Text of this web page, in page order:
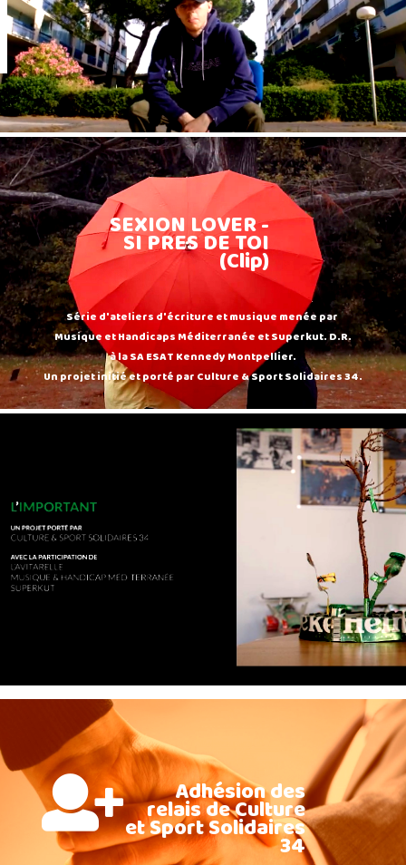
SEXION LOVER -
SI PRES DE TOI
(Clip)
Série d'ateliers d'écriture et musique menée par
Musique et Handicaps Méditerranée et Superkut. D.R.
à la SA ESAT Kennedy Montpellier.
Un projet initié et porté par Culture & Sport Solidaires 34.
Adhésion des
relais de Culture
et Sport Solidaires
34